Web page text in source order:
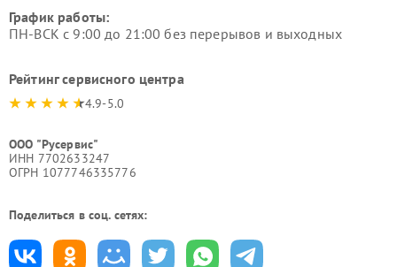
График работы:
ПН-ВСК с 9:00 до 21:00 без перерывов и выходных
Рейтинг сервисного центра
4.9-5.0
ООО "Русервис"
ИНН 7702633247
ОГРН 1077746335776
Поделиться в соц. сетях: